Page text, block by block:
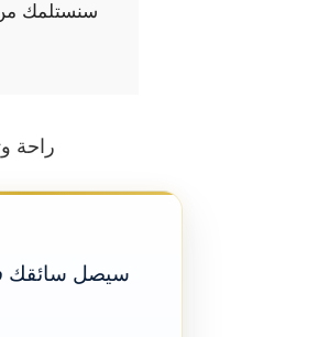
سنستلمك من
راحة
سيصل سائقك